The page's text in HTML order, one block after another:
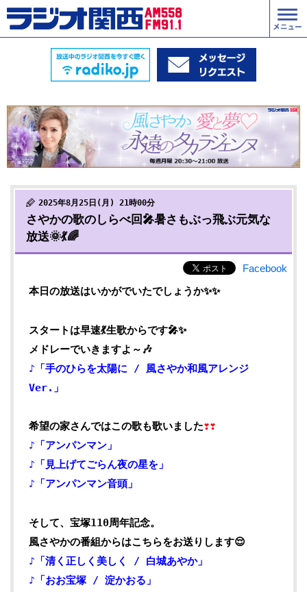
2025年8月25日(月) 21時00分
さやかの歌のしらべ回🎤暑さもぶっ飛ぶ元気な
放送🌞💃🌈
Facebook
本日の放送はいかがでいたでしょうか✨✨
スタートは早速💃生歌からです🎤✨
メドレーでいきますよ～🎶
♪「手のひらを太陽に / 風さやか和風アレンジ
Ver.」
希望の家さんではこの歌も歌いました❣❣
♪「アンパンマン」
♪「見上げてごらん夜の星を」
♪「アンパンマン音頭」
そして、宝塚110周年記念。
風さやかの番組からはこちらをお送りします😌
♪「清く正しく美しく / 白城あやか」
♪「おお宝塚 / 淀かおる」